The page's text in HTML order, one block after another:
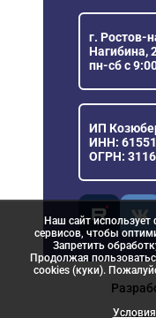
г. Ростов-
Нагибина,
пн-сб с
ИП
ИНН:
ОГРН:
© Мир
Наш сайт
сервисов, чтобы
Запретить
Продолжая
cookies (куки).